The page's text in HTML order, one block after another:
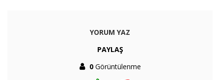
YORUM YAZ
PAYLAŞ
0Görüntülenme